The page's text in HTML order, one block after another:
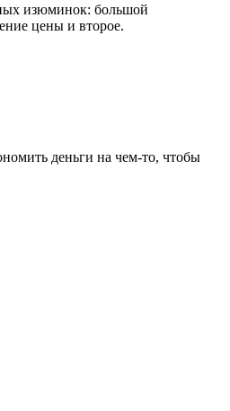
изюминок: большой
цены и второе.
деньги на чем-то, чтобы